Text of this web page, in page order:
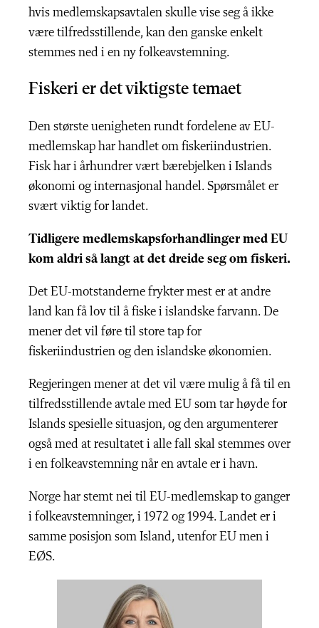
hvis medlemskapsavtalen skulle vise seg å ikke
være tilfredsstillende, kan den ganske enkelt
stemmes ned i en ny folkeavstemning.
Fiskeri er det viktigste temaet
Den største uenigheten rundt fordelene av EU-
medlemskap har handlet om fiskeriindustrien.
Fisk har i århundrer vært bærebjelken i Islands
økonomi og internasjonal handel. Spørsmålet er
svært viktig for landet.
Tidligere medlemskapsforhandlinger med EU
kom aldri så langt at det dreide seg om fiskeri.
Det EU-motstanderne frykter mest er at andre
land kan få lov til å fiske i islandske farvann. De
mener det vil føre til store tap for
fiskeriindustrien og den islandske økonomien.
Regjeringen mener at det vil være mulig å få til en
tilfredsstillende avtale med EU som tar høyde for
Islands spesielle situasjon, og den argumenterer
også med at resultatet i alle fall skal stemmes over
i en folkeavstemning når en avtale er i havn.
Norge har stemt nei til EU-medlemskap to ganger
i folkeavstemninger, i 1972 og 1994. Landet er i
samme posisjon som Island, utenfor EU men i
EØS.